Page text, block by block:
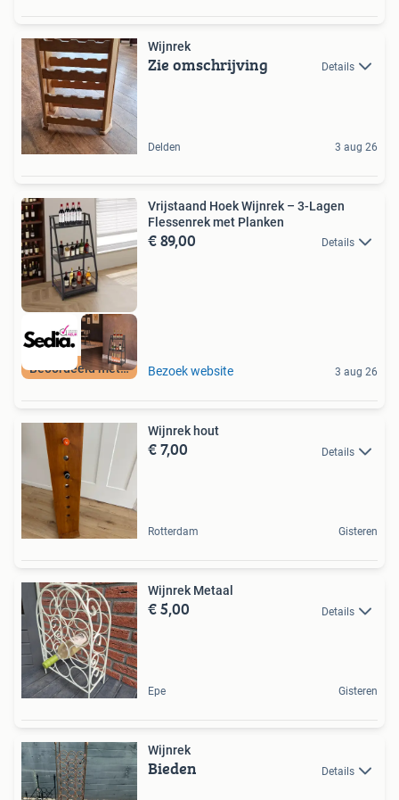
Wijnrek
Zie omschrijving Details
Delden 3 aug 26
Beoordeeld met 9+
Vrijstaand Hoek Wijnrek – 3-Lagen
Flessenrek met Planken
€ 89,00 Details
Bezoek website 3 aug 26
Wijnrek hout
€ 7,00 Details
Rotterdam Gisteren
Wijnrek Metaal
€ 5,00 Details
Epe Gisteren
Wijnrek
Bieden Details